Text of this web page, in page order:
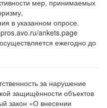
мер, принимаемых
в указанном опросе.
ankets.page
ежегодно до
за нарушение
защищённости объектов
закон «О внесении